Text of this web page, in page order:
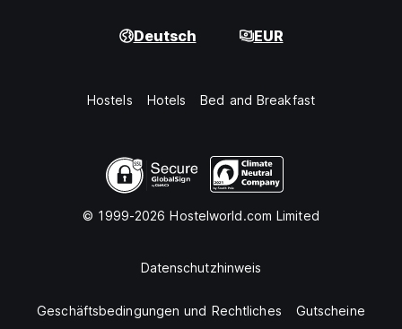
Deutsch EUR
Hostels Hotels Bed and Breakfast
© 1999-2026 Hostelworld.com Limited
Datenschutzhinweis
Geschäftsbedingungen und Rechtliches Gutscheine